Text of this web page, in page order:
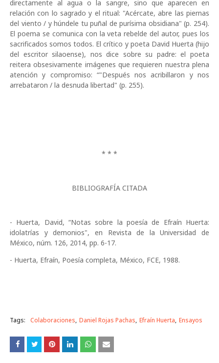
directamente al agua o la sangre, sino que aparecen en
relación con lo sagrado y el ritual: "Acércate, abre las piernas
del viento / y húndele tu puñal de purísima obsidiana" (p. 254).
El poema se comunica con la veta rebelde del autor, pues los
sacrificados somos todos. El crítico y poeta David Huerta (hijo
del escritor silaoense), nos dice sobre su padre: el poeta
reitera obsesivamente imágenes que requieren nuestra plena
atención y compromiso: “"Después nos acribillaron y nos
arrebataron / la desnuda libertad" (p. 255).
* * *
BIBLIOGRAFÍA CITADA
- Huerta, David, “Notas sobre la poesía de Efraín Huerta:
idolatrías y demonios", en Revista de la Universidad de
México, núm. 126, 2014, pp. 6-17.
- Huerta, Efraín, Poesía completa, México, FCE, 1988.
Tags: Colaboraciones Daniel Rojas Pachas Efraín Huerta Ensayos